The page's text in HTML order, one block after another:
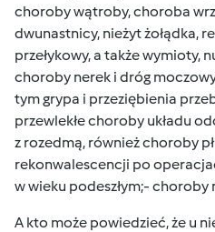
choroby wątroby, choroba
dwunastnicy, nieżyt żołądka,
przełykowy, a także wymioty,
choroby nerek i dróg
tym grypa i przeziębienia
przewlekłe choroby układu
z rozedmą, również choroby
rekonwalescencji po
w wieku podeszłym;-
A kto może powiedzieć, że u